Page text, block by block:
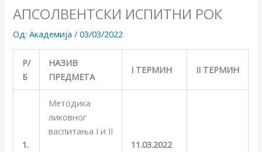
AПСОЛВЕНТСКИ ИСПИТНИ РОК
Од: Академија/03/03/2022
Р/
Б
НАЗИВ
ПРЕДМЕТА
I ТЕРМИН II ТЕРМИН
1.
Методика
ликовног
васпитања I и II
11.03.2022